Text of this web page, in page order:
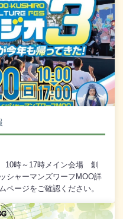
時～17時メイン会場 釧
ャーマンズワーフMOO詳
ページをご確認ください。